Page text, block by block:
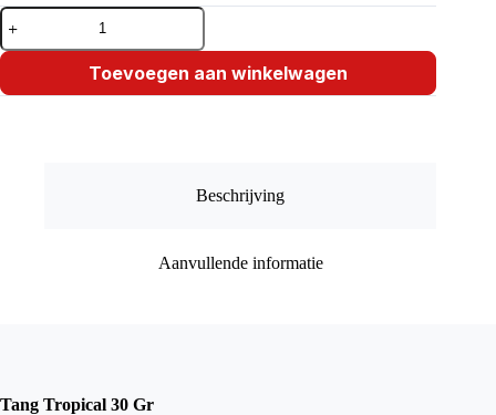
Tang
Tropical
30
aantal
Toevoegen aan winkelwagen
Beschrijving
Aanvullende informatie
Tang Tropical 30 Gr